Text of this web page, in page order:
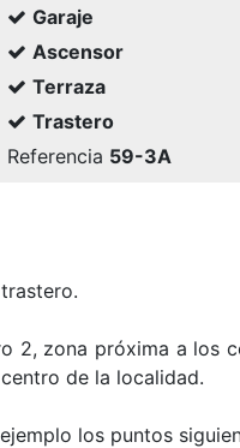
Garaje
Ascensor
Terraza
Trastero
Referencia 59-3A
2, zona próxima a los
de la localidad.
los puntos